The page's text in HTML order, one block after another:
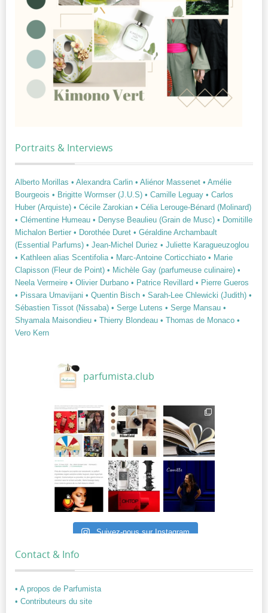
Portraits & Interviews
Alberto Morillas • Alexandra Carlin • Aliénor Massenet • Amélie
Bourgeois • Brigitte Wormser (J.U.S) • Camille Leguay • Carlos
Huber (Arquiste) • Cécile Zarokian • Célia Lerouge-Bénard (Molinard)
• Clémentine Humeau • Denyse Beaulieu (Grain de Musc) • Domitille
Michalon Bertier • Dorothée Duret • Géraldine Archambault
(Essential Parfums) • Jean-Michel Duriez • Juliette Karagueuzoglou
• Kathleen alias Scentifolia • Marc-Antoine Corticchiato • Marie
Clapisson (Fleur de Point) • Michèle Gay (parfumeuse culinaire) •
Neela Vermeire • Olivier Durbano • Patrice Revillard • Pierre Gueros
• Pissara Umavijani • Quentin Bisch • Sarah-Lee Chlewicki (Judith) •
Sébastien Tissot (Nissaba) • Serge Lutens • Serge Mansau •
Shyamala Maisondieu • Thierry Blondeau • Thomas de Monaco •
Vero Kern
parfumista.club
Suivez-nous sur Instagram
Contact & Info
• A propos de Parfumista
• Contributeurs du site